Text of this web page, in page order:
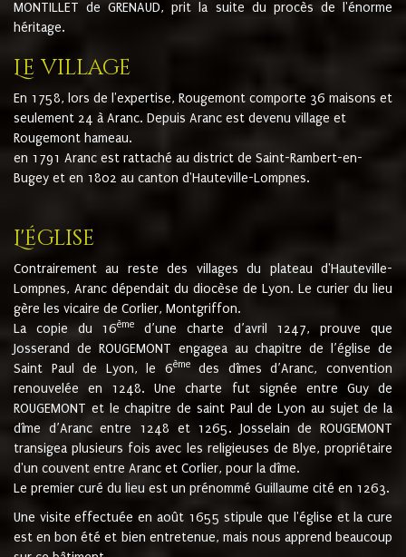
MONTILLET de GRENAUD, prit la suite du procès de l'énorme
héritage.
Le village
En 1758, lors de l'expertise, Rougemont comporte 36 maisons et
seulement 24 à Aranc. Depuis Aranc est devenu village et
Rougemont hameau.
en 1791 Aranc est rattaché au district de Saint-Rambert-en-
Bugey et en 1802 au canton d'Hauteville-Lompnes.
L'église
Contrairement au reste des villages du plateau d'Hauteville-
Lompnes, Aranc dépendait du diocèse de Lyon. Le curier du lieu
gère les vicaire de Corlier, Montgriffon.
La copie du 16ème
d’une charte d’avril 1247, prouve que
Josserand de ROUGEMONT engagea au chapitre de l’église de
Saint Paul de Lyon, le 6èmedes dîmes d’Aranc, convention
renouvelée en 1248. Une charte fut signée entre Guy de
ROUGEMONT et le chapitre de saint Paul de Lyon au sujet de la
dîme d’Aranc entre 1248 et 1265. Josselain de ROUGEMONT
transigea plusieurs fois avec les religieuses de Blye, propriétaire
d'un couvent entre Aranc et Corlier, pour la dîme.
Le premier curé du lieu est un prénommé Guillaume cité en 1263.
Une visite effectuée en août 1655 stipule que l'église et la cure
est en bon été et bien entretenue, mais nous apprend beaucoup